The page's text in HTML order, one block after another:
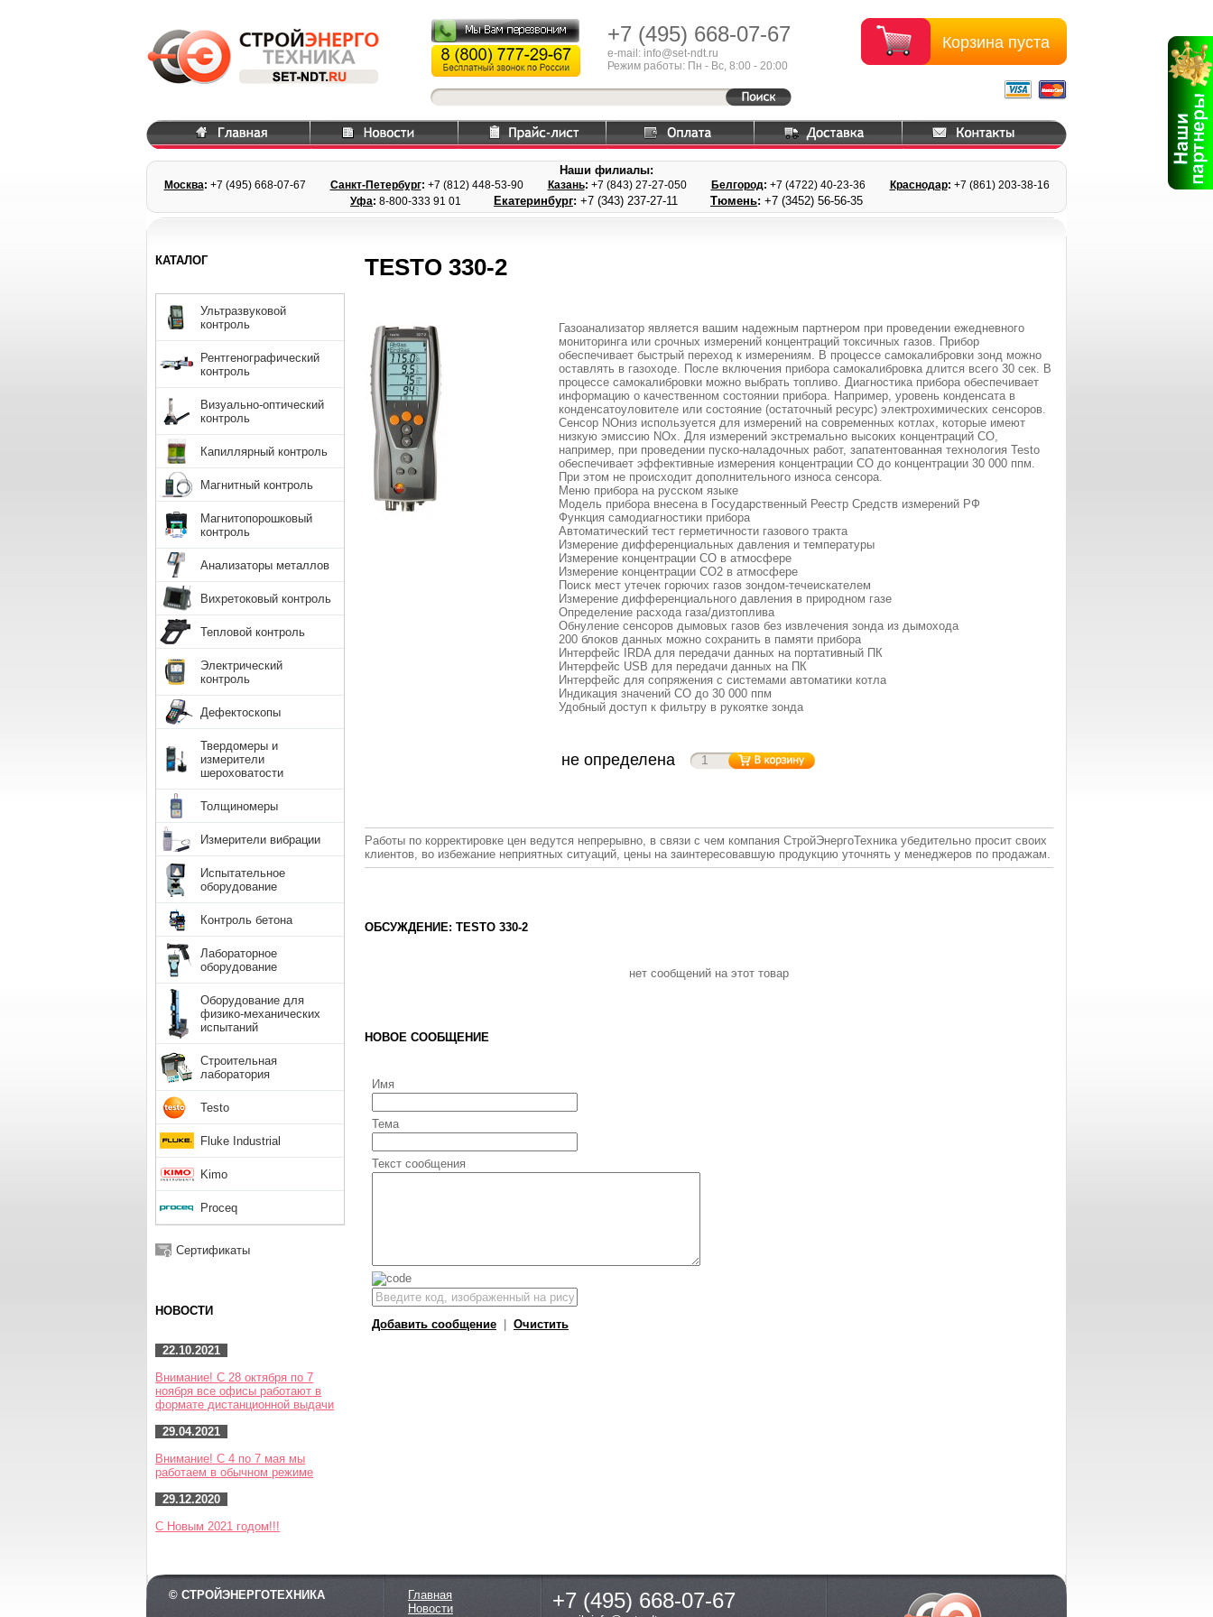
Корзина пуста
+7 (495) 668-07-67
e-mail: info@set-ndt.ru
Режим работы: Пн - Вс, 8:00 - 20:00
Наши филиалы:
Москва: +7 (495) 668-07-67 Санкт-Петербург: +7 (812) 448-53-90 Казань: +7 (843) 27-27-050 Белгород: +7 (4722) 40-23-36 Краснодар: +7 (861) 203-38-16
Уфа: 8-800-333 91 01 Екатеринбург: +7 (343) 237-27-11 Тюмень: +7 (3452) 56-56-35
TESTO 330-2
Газоанализатор является вашим надежным партнером при проведении ежедневного
мониторинга или срочных измерений концентраций токсичных газов. Прибор
обеспечивает быстрый переход к измерениям. В процессе самокалибровки зонд можно
оставлять в газоходе. После включения прибора самокалибровка длится всего 30 сек. В
процессе самокалибровки можно выбрать топливо. Диагностика прибора обеспечивает
информацию о качественном состоянии прибора. Например, уровень конденсата в
конденсатоуловителе или состояние (остаточный ресурс) электрохимических сенсоров.
Сенсор NOниз используется для измерений на современных котлах, которые имеют
низкую эмиссию NOx. Для измерений экстремально высоких концентраций СО,
например, при проведении пуско-наладочных работ, запатентованная технология Testo
обеспечивает эффективные измерения концентрации СО до концентрации 30 000 ппм.
При этом не происходит дополнительного износа сенсора.
Меню прибора на русском языке
Модель прибора внесена в Государственный Реестр Средств измерений РФ
Функция самодиагностики прибора
Автоматический тест герметичности газового тракта
Измерение дифференциальных давления и температуры
Измерение концентрации СО в атмосфере
Измерение концентрации СО2 в атмосфере
Поиск мест утечек горючих газов зондом-течеискателем
Измерение дифференциального давления в природном газе
Определение расхода газа/дизтоплива
Обнуление сенсоров дымовых газов без извлечения зонда из дымохода
200 блоков данных можно сохранить в памяти прибора
Интерфейс IRDA для передачи данных на портативный ПК
Интерфейс USB для передачи данных на ПК
Интерфейс для сопряжения с системами автоматики котла
Индикация значений СО до 30 000 ппм
Удобный доступ к фильтру в рукоятке зонда
не определена
Работы по корректировке цен ведутся непрерывно, в связи с чем компания СтройЭнергоТехника убедительно просит своих
клиентов, во избежание неприятных ситуаций, цены на заинтересовавшую продукцию уточнять у менеджеров по продажам.
ОБСУЖДЕНИЕ: TESTO 330-2
нет сообщений на этот товар
НОВОЕ СООБЩЕНИЕ
Имя
Тема
Текст сообщения
Добавить сообщение Очистить
КАТАЛОГ
Ультразвуковой
контроль
Рентгенографический
контроль
Визуально-оптический
контроль
Капиллярный контроль
Магнитный контроль
Магнитопорошковый
контроль
Анализаторы металлов
Вихретоковый контроль
Тепловой контроль
Электрический
контроль
Дефектоскопы
Твердомеры и
измерители
шероховатости
Толщиномеры
Измерители вибрации
Испытательное
оборудование
Контроль бетона
Лабораторное
оборудование
Оборудование для
физико-механических
испытаний
Строительная
лаборатория
Testo
Fluke Industrial
Kimo
Proceq
Сертификаты
НОВОСТИ
22.10.2021
Внимание! С 28 октября по 7
ноября все офисы работают в
формате дистанционной выдачи
29.04.2021
Внимание! С 4 по 7 мая мы
работаем в обычном режиме
29.12.2020
С Новым 2021 годом!!!
© СТРОЙЭНЕРГОТЕХНИКА
Главная
Новости
+7 (495) 668-07-67